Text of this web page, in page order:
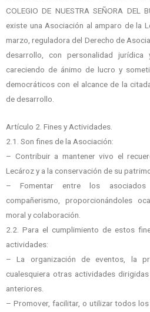
COLEGIO DE NUESTRA SEÑORA DEL
existe una Asociación al amparo de la
marzo, reguladora del Derecho de
desarrollo, con personalidad
careciendo de ánimo de lucro y
democráticos con el alcance de la
de desarrollo.
Artículo 2. Fines y Actividades.
2.1. Son fines de la Asociación:
– Contribuir a mantener vivo el
Lecároz y a la conservación de su
– Fomentar entre los
compañerismo, proporcionándoles
moral y colaboración.
2.2. Para el cumplimiento de estos
actividades:
– La organización de eventos, la
cualesquiera otras actividades
anteriores.
– Promover, facilitar, o utilizar todos